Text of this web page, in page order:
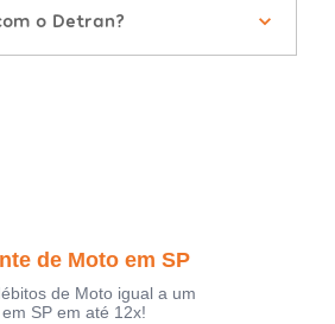
o Detran?
de Moto em SP
de Moto igual a um
SP em até 12x!